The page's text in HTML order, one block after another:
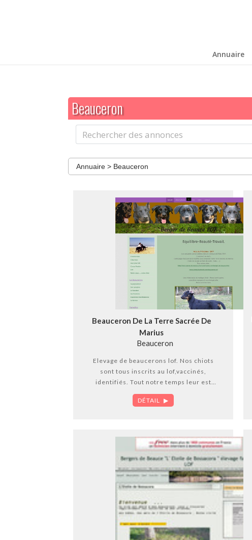
Annuaire
Beauceron
Annuaire > Beauceron
Beauceron De La Terre Sacrée De
Marius
Beauceron
Elevage de beaucerons lof. Nos chiots
sont tous inscrits au lof,vaccinés,
identifiés. Tout notre temps leur est
consacré, sociabilté, début d’éducation,
propreté, afin qu’ils puissent, avec vous,
vivent avec nous, en famille.
Nous sommes un élevage familial mais
professionnel: siret 49856065500017 /
n° certificat capacité 40-024.
DÉTAIL